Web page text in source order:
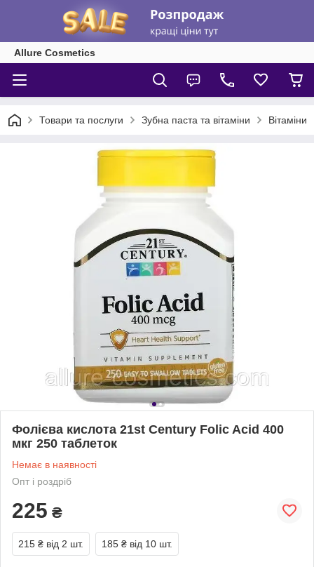
Allure Cosmetics
Товари та послуги Зубна паста та вітаміни Вітаміни
Фолієва кислота 21st Century Folic Acid 400
мкг 250 таблеток
Немає в наявності
Опт і роздріб
225 ₴
215 ₴ від 2 шт. 185 ₴ від 10 шт.